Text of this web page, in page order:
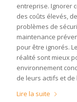
entreprise. Ignorer
des coûts élevés,
problèmes de
maintenance
pour être ignorés.
réalité sont mieux
environnement
de leurs actifs et
Lire la suite